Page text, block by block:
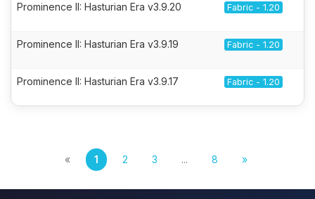
Prominence II: Hasturian Era v3.9.20 Fabric - 1.20
Prominence II: Hasturian Era v3.9.19 Fabric - 1.20
Prominence II: Hasturian Era v3.9.17 Fabric - 1.20
« 1 2 3 ... 8 »